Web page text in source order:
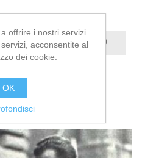
offrire i nostri servizi.
acconsentite al
dei cookie.
OK